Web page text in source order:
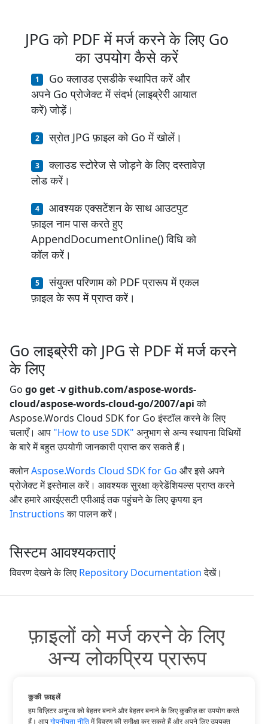
JPG को PDF में मर्ज करने के लिए Go
का उपयोग कैसे करें
Go क्लाउड एसडीके स्थापित करें और
अपने Go प्रोजेक्ट में संदर्भ (लाइब्रेरी आयात
करें) जोड़ें।
स्रोत JPG फ़ाइल को Go में खोलें।
क्लाउड स्टोरेज से जोड़ने के लिए दस्तावेज़
लोड करें।
आवश्यक एक्सटेंशन के साथ आउटपुट
फ़ाइल नाम पास करते हुए
AppendDocumentOnline() विधि को
कॉल करें।
संयुक्त परिणाम को PDF प्रारूप में एकल
फ़ाइल के रूप में प्राप्त करें।
Go लाइब्रेरी को JPG से PDF में मर्ज करने
के लिए
Go go get -v github.com/aspose-words-
cloud/aspose-words-cloud-go/2007/apiको
Aspose.Words Cloud SDK for Go इंस्टॉल करने के लिए
चलाएँ। आप "How to use SDK" अनुभाग से अन्य स्थापना विधियों
के बारे में बहुत उपयोगी जानकारी प्राप्त कर सकते हैं।
क्लोनAspose.Words Cloud SDK for Go और इसे अपने
प्रोजेक्ट में इस्तेमाल करें। आवश्यक सुरक्षा क्रेडेंशियल्स प्राप्त करने
और हमारे आरईएसटी एपीआई तक पहुंचने के लिए कृपया इन
Instructionsका पालन करें।
सिस्टम आवश्यकताएं
विवरण देखने के लिए Repository Documentationदेखें।
फ़ाइलों को मर्ज करने के लिए
अन्य लोकप्रिय प्रारूप
आप अन्य लोकप्रिय प्रारूपों का उपयोग कर सकते हैं:
कुकी फ़ाइलें
हम विज़िटर अनुभव को बेहतर बनाने और बेहतर बनाने के लिए कुकीज़ का उपयोग करते
हैं। आपगोपनीयता नीति में विवरण की समीक्षा कर सकते हैं और अपने लिए उपयुक्त